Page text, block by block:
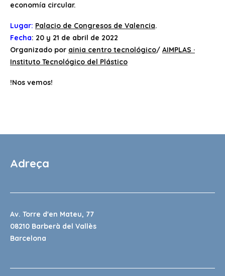
economía circular.
Lugar: Palacio de Congresos de Valencia.
Fecha: 20 y 21 de abril de 2022
Organizado por ainia centro tecnológico/ AIMPLAS ·
Instituto Tecnológico del Plástico
!Nos vemos!
Adreça
Av. Torre d'en Mateu, 77
08210 Barberà del Vallès
Barcelona